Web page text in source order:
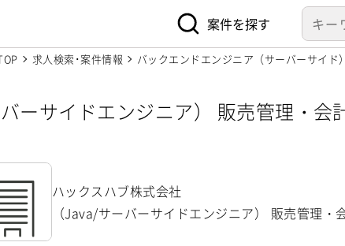
案件を探す
求人検索･案件情報 バックエンドエンジニア（サーバーサイド）
バーサイドエンジニア） 販売管理・
ハックスハブ株式会社
（Java/サーバーサイドエンジニア） 販売管理